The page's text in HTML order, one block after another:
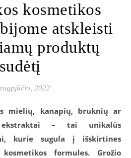
kosmetikos
atskleisti
produktų
sudėtį
2022
mielių, kanapių, bruknių ar
ekstraktai – tai unikalūs
kurie sugula į išskirtines
formules. Grožio